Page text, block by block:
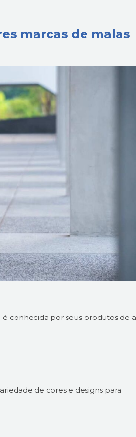
marcas de malas
conhecida por seus produtos de
de cores e designs para